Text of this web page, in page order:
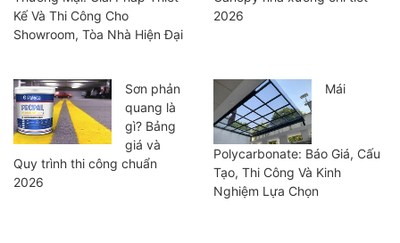
Kế Và Thi Công Cho
Showroom, Tòa Nhà Hiện Đại
2026
Sơn phản
quang là
gì? Bảng
giá và
Quy trình thi công chuẩn
2026
Mái
Polycarbonate: Báo Giá, Cấu
Tạo, Thi Công Và Kinh
Nghiệm Lựa Chọn